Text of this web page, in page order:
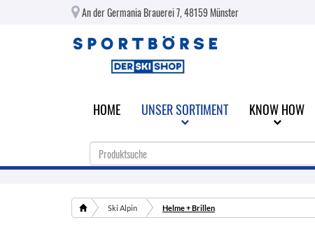
An der Germania Brauerei 7, 48159 Münster
HOME UNSER SORTIMENT KNOW HOW
Ski Alpin Helme + Brillen